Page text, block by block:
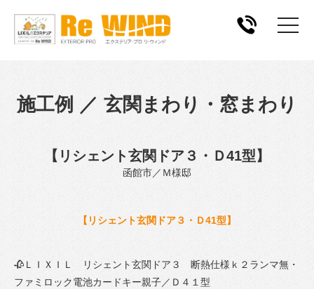
施工例 ／ 玄関まわり・窓まわり
【リシェント玄関ドア３・Ｄ41型】
函館市／Ｍ様邸
【リシェント玄関ドア３・Ｄ41型】
🥀ＬＩＸＩＬ リシェント玄関ドア３ 断熱仕様ｋ２ランマ無・
ファミロック電池カードキー親子／Ｄ４１型